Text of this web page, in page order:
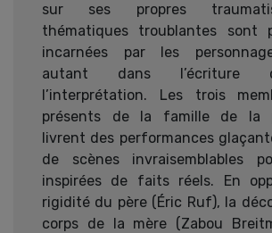
sur ses propres
thématiques troublantes sont
incarnées par les
autant dans l’écriture
l’interprétation. Les trois
présents de la famille de la
livrent des performances
de scènes invraisemblables
inspirées de faits réels. En
rigidité du père (Éric Ruf), la
corps de la mère (Zabou